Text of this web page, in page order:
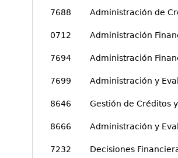
7688 Administración de
0712 Administración
7694 Administración
7699 Administración y
8646 Gestión de Créditos y
8666 Administración y
7232 Decisiones